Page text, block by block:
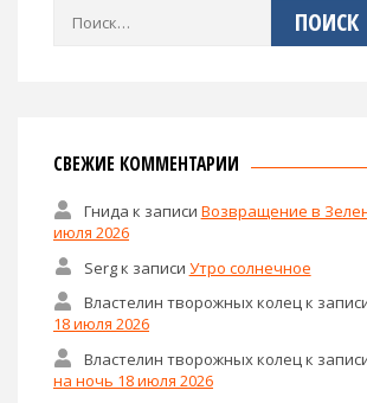
Найти:
СВЕЖИЕ КОММЕНТАРИИ
Гнида к записи Возвращение в
июля 2026
Sergк записи Утро солнечное
Властелин творожных колецк
18 июля 2026
Властелин творожных колец к
на ночь 18 июля 2026